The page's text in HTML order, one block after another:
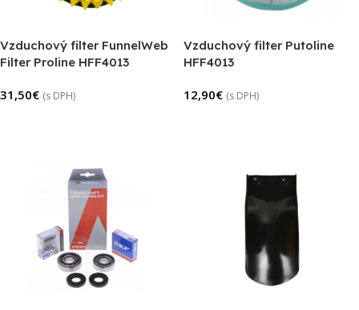
Vzduchový filter FunnelWeb
Filter Proline HFF4013
31,50€ (s DPH)
Vzduchový filter Putoline
HFF4013
12,90€ (s DPH)